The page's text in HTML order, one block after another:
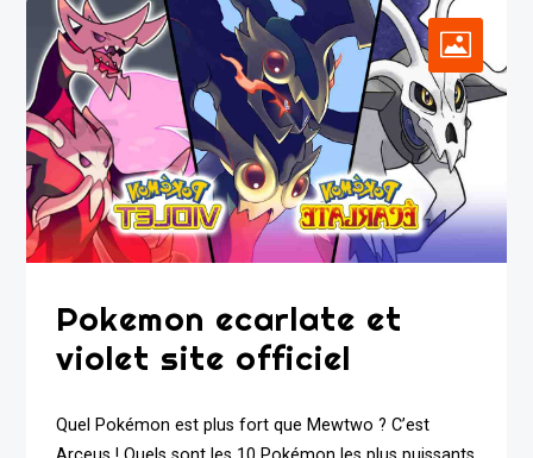
Pokemon ecarlate et
violet site officiel
Quel Pokémon est plus fort que Mewtwo ? C’est